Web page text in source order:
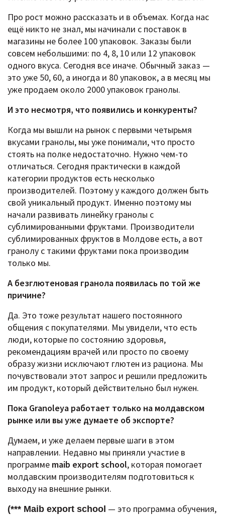
Про рост можно рассказать и в объемах. Когда нас
ещё никто не знал, мы начинали с поставок в
магазины не более 100 упаковок. Заказы были
совсем небольшими: по 4, 8, 10 или 12 упаковок
одного вкуса. Сегодня все иначе. Обычный заказ —
это уже 50, 60, а иногда и 80 упаковок, а в месяц мы
уже продаем около 2000 упаковок гранолы.
И это несмотря, что появились и конкуренты?
Когда мы вышли на рынок с первыми четырьмя
вкусами гранолы, мы уже понимали, что просто
стоять на полке недостаточно. Нужно чем-то
отличаться. Сегодня практически в каждой
категории продуктов есть несколько
производителей. Поэтому у каждого должен быть
свой уникальный продукт. Именно поэтому мы
начали развивать линейку гранолы с
сублимированными фруктами. Производители
сублимированных фруктов в Молдове есть, а вот
гранолу с такими фруктами пока производим
только мы.
А безглютеновая гранола появилась по той же
причине?
Да. Это тоже результат нашего постоянного
общения с покупателями. Мы увидели, что есть
люди, которые по состоянию здоровья,
рекомендациям врачей или просто по своему
образу жизни исключают глютен из рациона. Мы
почувствовали этот запрос и решили предложить
им продукт, который действительно был нужен.
Пока Granoleya работает только на молдавском
рынке или вы уже думаете об экспорте?
Думаем, и уже делаем первые шаги в этом
направлении. Недавно мы приняли участие в
программе maib export school, которая помогает
молдавским производителям подготовиться к
выходу на внешние рынки.
(*** Maib export school — это программа обучения,